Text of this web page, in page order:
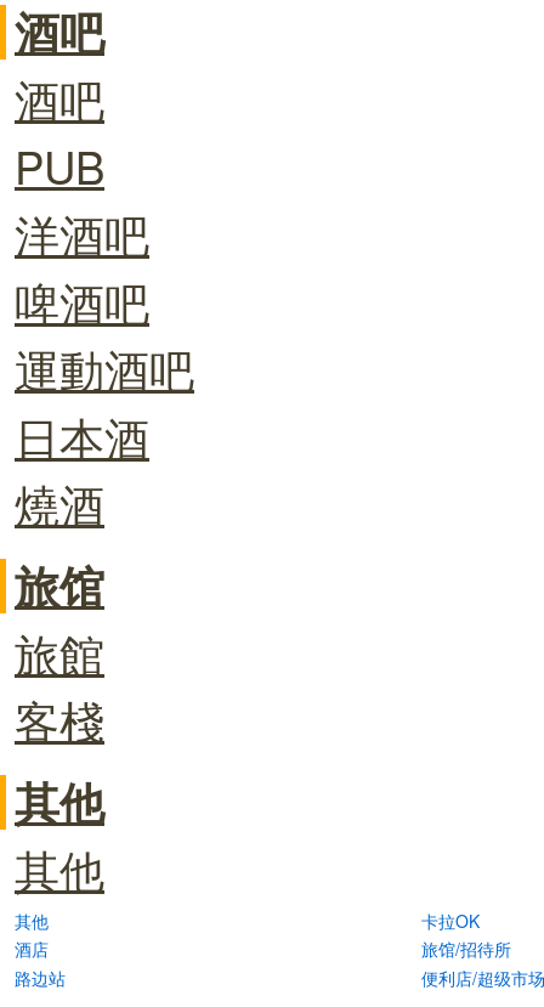
酒吧
酒吧
PUB
洋酒吧
啤酒吧
運動酒吧
日本酒
燒酒
旅馆
旅館
客棧
其他
其他
其他
卡拉OK
酒店
旅馆/招待所
路边站
便利店/超级市场